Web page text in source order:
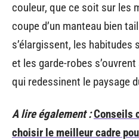
couleur, que ce soit sur les
coupe d’un manteau bien
s’élargissent, les
et les garde-robes
qui redessinent le paysage
A lire également :Conseils
choisir le meilleur cadre